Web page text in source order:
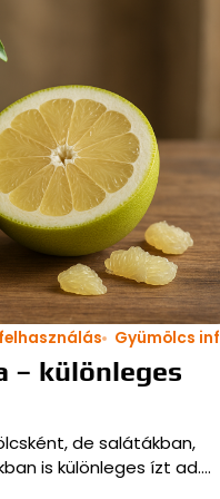
Gyümölcs
– különleges
de salátákban,
is különleges ízt ad.…